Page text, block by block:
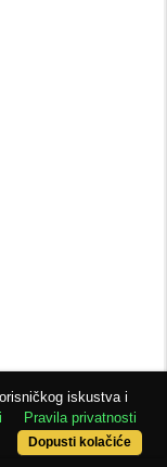
iskustva i
Pravila privatnosti
Dopusti kolačiće